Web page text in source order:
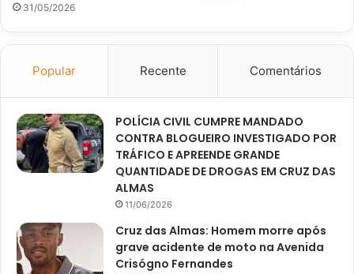
31/05/2026
Popular Recente Comentários
POLÍCIA CIVIL CUMPRE MANDADO
CONTRA BLOGUEIRO INVESTIGADO POR
TRÁFICO E APREENDE GRANDE
QUANTIDADE DE DROGAS EM CRUZ DAS
ALMAS
11/06/2026
Cruz das Almas: Homem morre após
grave acidente de moto na Avenida
Crisógno Fernandes